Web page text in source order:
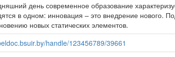
день современное образование
в одном: инновация – это внедрение нового.
новых статических элементов.
handle/123456789/39661